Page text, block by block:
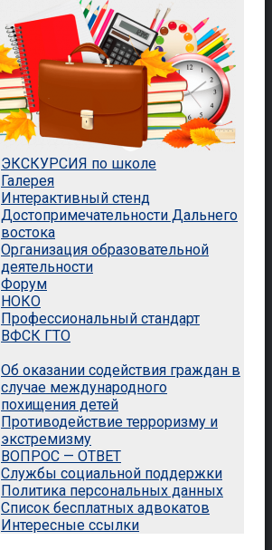
ЭКСКУРСИЯ по школе
Галерея
Интерактивный стенд
Достопримечательности Дальнего
востока
Организация образовательной
деятельности
Форум
НОКО
Профессиональный стандарт
ВФСК ГТО
Об оказании содействия граждан в
случае международного
похищения детей
Противодействие терроризму и
экстремизму
ВОПРОС — ОТВЕТ
Службы социальной поддержки
Политика персональных данных
Список бесплатных адвокатов
Интересные ссылки